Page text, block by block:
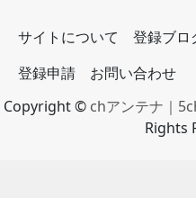
サイトについて 登録ブロ
登録申請
お問い合わせ
Copyright © chアンテナ｜
Rights